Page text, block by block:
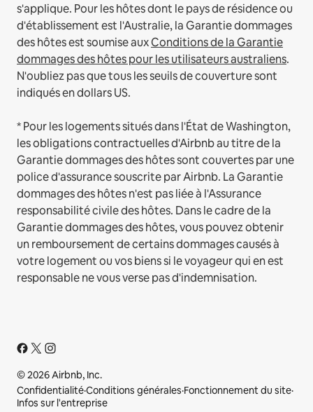
s'applique. Pour les hôtes dont le pays de résidence ou
d'établissement est l'Australie, la Garantie dommages
des hôtes est soumise auxConditions de la Garantie
dommages des hôtes pour les utilisateurs australiens.
N'oubliez pas que tous les seuils de couverture sont
indiqués en dollars US.
* Pour les logements situés dans l'État de Washington,
les obligations contractuelles d'Airbnb au titre de la
Garantie dommages des hôtes sont couvertes par une
police d'assurance souscrite par Airbnb. La Garantie
dommages des hôtes n'est pas liée à l'Assurance
responsabilité civile des hôtes. Dans le cadre de la
Garantie dommages des hôtes, vous pouvez obtenir
un remboursement de certains dommages causés à
votre logement ou vos biens si le voyageur qui en est
responsable ne vous verse pas d'indemnisation.
© 2026 Airbnb, Inc.
Confidentialité·Conditions générales·Fonctionnement du site·
Infos sur l'entreprise